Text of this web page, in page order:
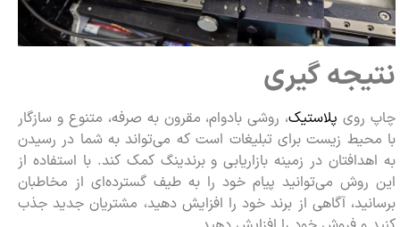
نتیجه گیری
چاپ روی پلاستیک، روشی بادوام، مقرون به صرفه، متنوع و سازگار
با محیط زیست برای تبلیغات است که می‌تواند به شما در رسیدن
به اهدافتان در زمینه بازاریابی و برندینگ کمک کند. با استفاده از
این روش می‌توانید پیام خود را به طیف گسترده‌ای از مخاطبان
برسانید، آگاهی از برند خود را افزایش دهید، مشتریان جدید جذب